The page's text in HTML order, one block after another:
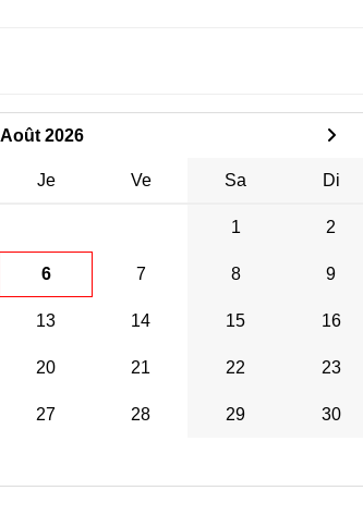
Août 2026
Je Ve Sa Di
1 2
6 7 8 9
13 14 15 16
20 21 22 23
27 28 29 30